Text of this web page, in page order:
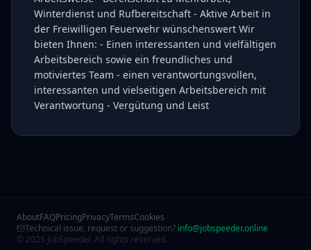
Winterdienst und Rufbereitschaft - Aktive Arbeit in
der Freiwilligen Feuerwehr wünschenswert Wir
bieten Ihnen: - Einen interessanten und vielfältigen
Arbeitsbereich sowie ein freundliches und
motiviertes Team - einen verantwortungsvollen,
interessanten und vielseitigen Arbeitsbereich mit
Verantwortung - Vergütung und Leist
AboutFAQPricingPrivacyTermsCookies
Technical issue, request or suggestion? info@jobspeeder.online
© 2025 JobSpeeder. All rights reserved.